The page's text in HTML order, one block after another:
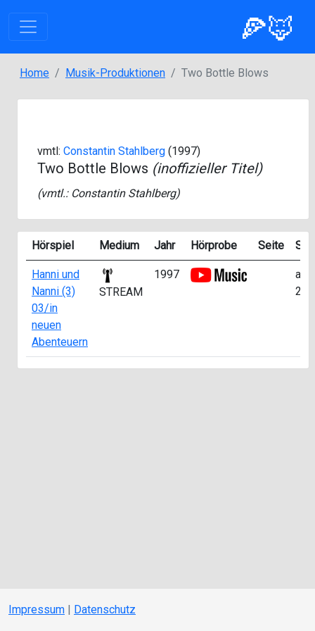
🍕🦊
Home Musik-Produktionen Two Bottle Blows
vmtl: Constantin Stahlberg (1997)
Two Bottle Blows (inoffizieller Titel)
(vmtl.: Constantin Stahlberg)
Hörspiel Medium Jahr Hörprobe Seite
Hanni und
Nanni (3)
03/in
neuen
Abenteuern
STREAM
1997
ab
Impressum | Datenschutz